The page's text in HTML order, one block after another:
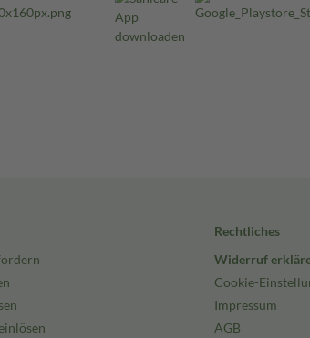
Rechtliches
Widerruf
Cookie-
Impressum
AGB